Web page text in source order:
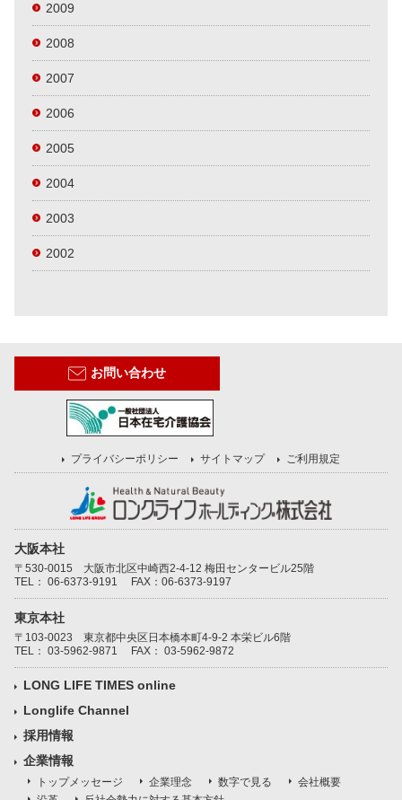
2009
2008
2007
2006
2005
2004
2003
2002
お問い合わせ
プライバシーポリシー サイトマップ ご利用規定
大阪本社
〒530-0015 大阪市北区中崎西2-4-12 梅田センタービル25階
TEL： 06-6373-9191 FAX：06-6373-9197
東京本社
〒103-0023 東京都中央区日本橋本町4-9-2 本栄ビル6階
TEL： 03-5962-9871 FAX： 03-5962-9872
LONG LIFE TIMES online
Longlife Channel
採用情報
企業情報
トップメッセージ 企業理念 数字で見る
会社概要